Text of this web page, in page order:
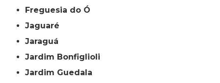
Freguesia do Ó
Jaguaré
Jaraguá
Jardim Bonfiglioli
Jardim Guedala